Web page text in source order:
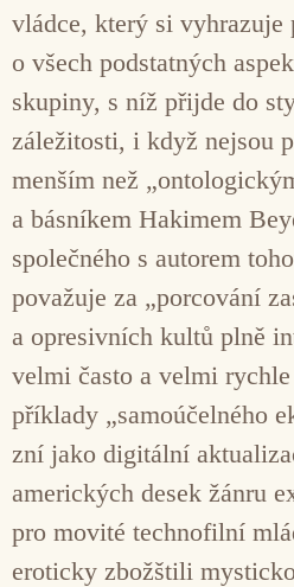
vládce, který si vyhrazuje
o všech podstatných
skupiny, s níž přijde do
záležitosti, i když nejsou
menším než
a básníkem Hakimem
společného s autorem
považuje za „porcování
a opresivních kultů plně
velmi často a velmi
příklady „samoúčelného
zní jako digitální
amerických desek žánru
pro movité technofilní
eroticky zbožštili